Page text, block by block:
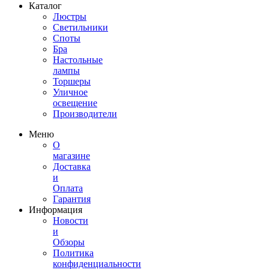
Каталог
Люстры
Светильники
Споты
Бра
Настольные
лампы
Торшеры
Уличное
освещение
Производители
Меню
О
магазине
Доставка
и
Оплата
Гарантия
Информация
Новости
и
Обзоры
Политика
конфиденциальности